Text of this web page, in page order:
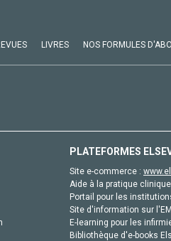
LIVRES NOS FORMULES
PLATEFORMES
Site e-commerce :
Aide à la pratique
Portail pour les
Site d'information sur
E-learning pour les
Bibliothèque d'e-books